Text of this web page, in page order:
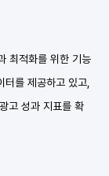
최적화를 위한 기능
를 제공하고 있고,
고 성과 지표를 확